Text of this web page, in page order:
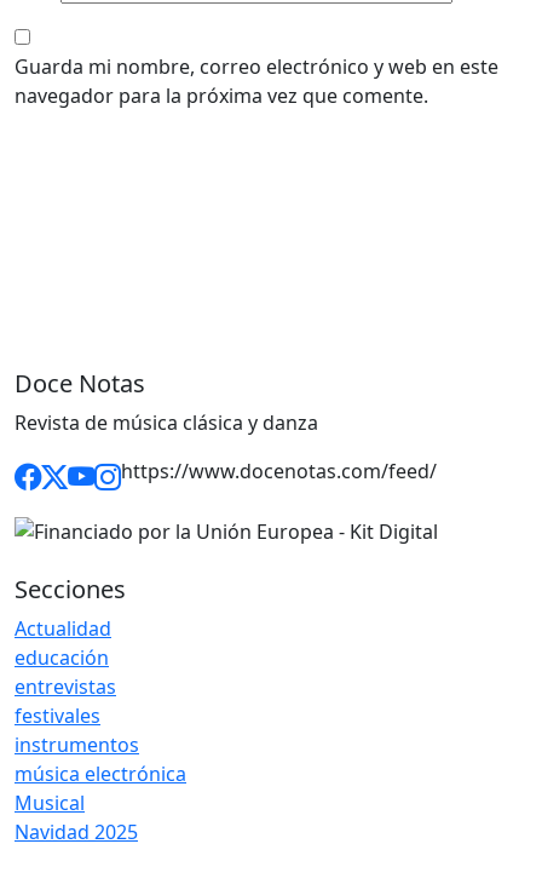
Guarda mi nombre, correo electrónico y web en este
navegador para la próxima vez que comente.
Doce Notas
Revista de música clásica y danza
https://www.docenotas.com/feed/
Secciones
Actualidad
educación
entrevistas
festivales
instrumentos
música electrónica
Musical
Navidad 2025